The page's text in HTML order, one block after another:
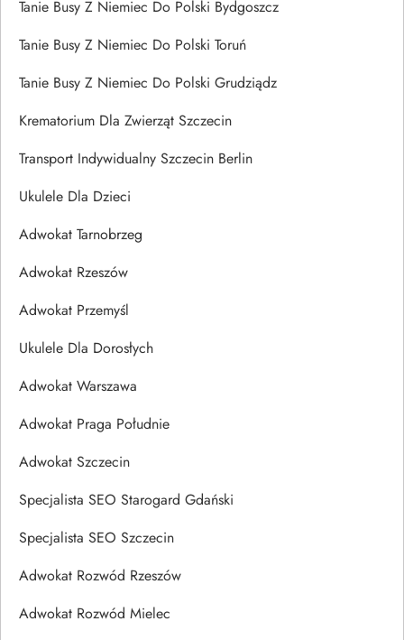
Tanie Busy Z Niemiec Do Polski Bydgoszcz
Tanie Busy Z Niemiec Do Polski Toruń
Tanie Busy Z Niemiec Do Polski Grudziądz
Krematorium Dla Zwierząt Szczecin
Transport Indywidualny Szczecin Berlin
Ukulele Dla Dzieci
Adwokat Tarnobrzeg
Adwokat Rzeszów
Adwokat Przemyśl
Ukulele Dla Dorosłych
Adwokat Warszawa
Adwokat Praga Południe
Adwokat Szczecin
Specjalista SEO Starogard Gdański
Specjalista SEO Szczecin
Adwokat Rozwód Rzeszów
Adwokat Rozwód Mielec